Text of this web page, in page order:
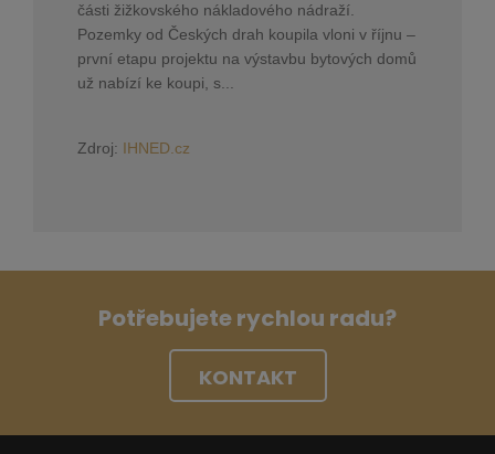
části žižkovského nákladového nádraží.
Pozemky od Českých drah koupila vloni v říjnu –
první etapu projektu na výstavbu bytových domů
už nabízí ke koupi, s...
Zdroj: IHNED.cz
Potřebujete rychlou radu?
KONTAKT